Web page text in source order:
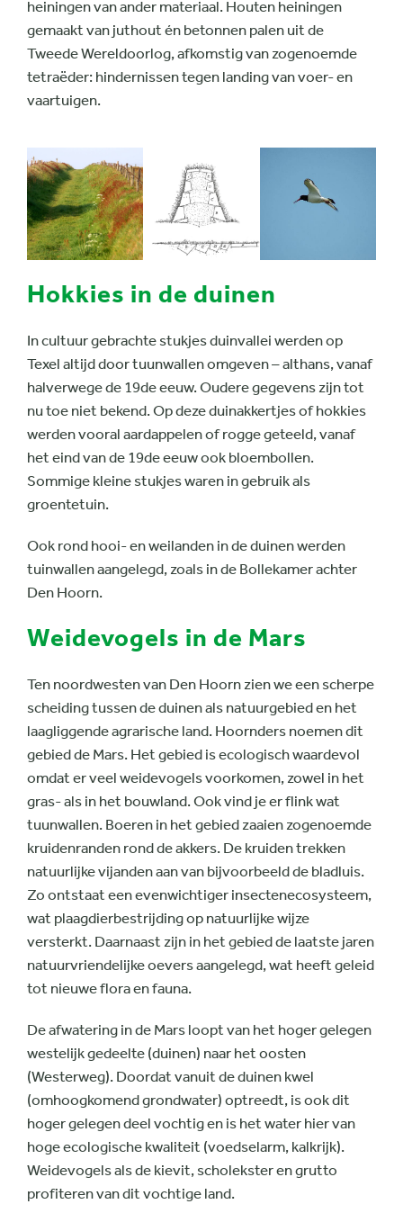
heiningen van ander materiaal. Houten heiningen
gemaakt van juthout én betonnen palen uit de
Tweede Wereldoorlog, afkomstig van zogenoemde
tetraëder: hindernissen tegen landing van voer- en
vaartuigen.
Hokkies in de duinen
In cultuur gebrachte stukjes duinvallei werden op
Texel altijd door tuunwallen omgeven – althans, vanaf
halverwege de 19de eeuw. Oudere gegevens zijn tot
nu toe niet bekend. Op deze duinakkertjes of hokkies
werden vooral aardappelen of rogge geteeld, vanaf
het eind van de 19de eeuw ook bloembollen.
Sommige kleine stukjes waren in gebruik als
groentetuin.
Ook rond hooi- en weilanden in de duinen werden
tuinwallen aangelegd, zoals in de Bollekamer achter
Den Hoorn.
Weidevogels in de Mars
Ten noordwesten van Den Hoorn zien we een scherpe
scheiding tussen de duinen als natuurgebied en het
laagliggende agrarische land. Hoornders noemen dit
gebied de Mars. Het gebied is ecologisch waardevol
omdat er veel weidevogels voorkomen, zowel in het
gras- als in het bouwland. Ook vind je er flink wat
tuunwallen. Boeren in het gebied zaaien zogenoemde
kruidenranden rond de akkers. De kruiden trekken
natuurlijke vijanden aan van bijvoorbeeld de bladluis.
Zo ontstaat een evenwichtiger insectenecosysteem,
wat plaagdierbestrijding op natuurlijke wijze
versterkt. Daarnaast zijn in het gebied de laatste jaren
natuurvriendelijke oevers aangelegd, wat heeft geleid
tot nieuwe flora en fauna.
De afwatering in de Mars loopt van het hoger gelegen
westelijk gedeelte (duinen) naar het oosten
(Westerweg). Doordat vanuit de duinen kwel
(omhoogkomend grondwater) optreedt, is ook dit
hoger gelegen deel vochtig en is het water hier van
hoge ecologische kwaliteit (voedselarm, kalkrijk).
Weidevogels als de kievit, scholekster en grutto
profiteren van dit vochtige land.